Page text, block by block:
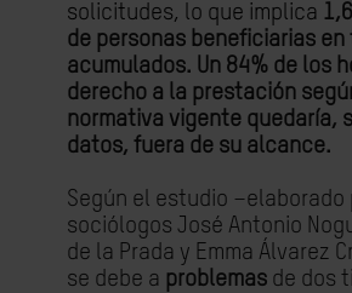
solicitudes, lo que implica
de personas beneficiarias en
acumulados. Un 84% de los
derecho a la prestación
normativa vigente quedaría,
datos, fuera de su alcance.
Según el estudio –elaborado
sociólogos José Antonio
de la Prada y Emma Álvarez
se debe a problemas de dos